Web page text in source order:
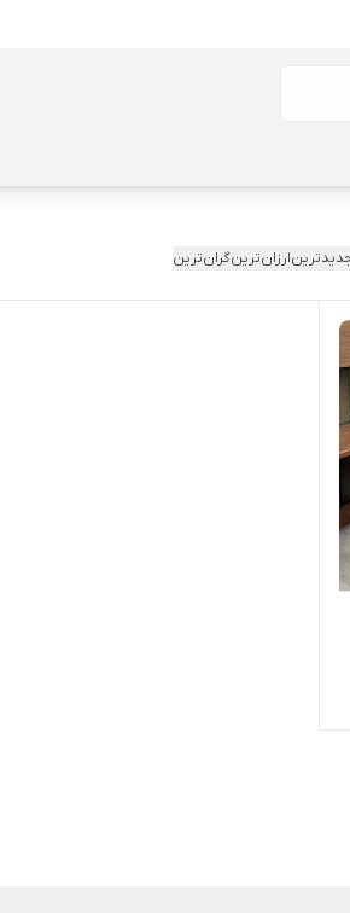
ارزان‌ترینگران‌ترین